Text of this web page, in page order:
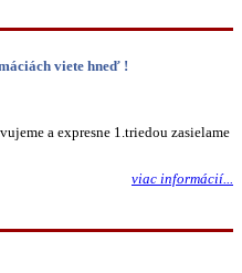
viete hneď !
a expresne 1.triedou zasielame
viac informácií...